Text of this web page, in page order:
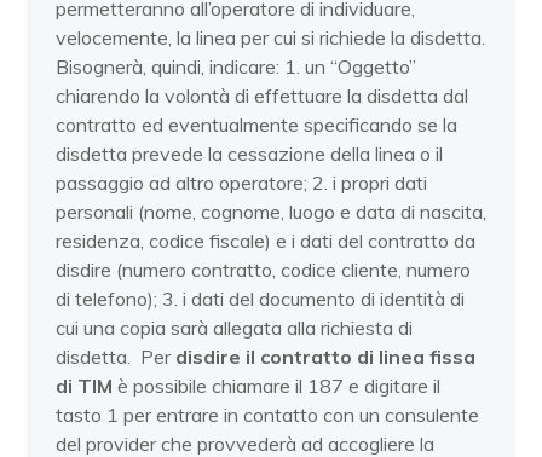
permetteranno all’operatore di individuare,
velocemente, la linea per cui si richiede la disdetta.
Bisognerà, quindi, indicare: 1. un “Oggetto”
chiarendo la volontà di effettuare la disdetta dal
contratto ed eventualmente specificando se la
disdetta prevede la cessazione della linea o il
passaggio ad altro operatore; 2. i propri dati
personali (nome, cognome, luogo e data di nascita,
residenza, codice fiscale) e i dati del contratto da
disdire (numero contratto, codice cliente, numero
di telefono); 3. i dati del documento di identità di
cui una copia sarà allegata alla richiesta di
disdetta. Perdisdire il contratto di linea fissa
di TIM è possibile chiamare il 187 e digitare il
tasto 1 per entrare in contatto con un consulente
del provider che provvederà ad accogliere la